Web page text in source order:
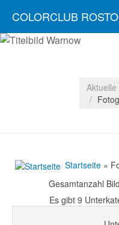
COLORCLUB
Aktuelle
Startseite »
Gesamtanzahl
Es gibt 9